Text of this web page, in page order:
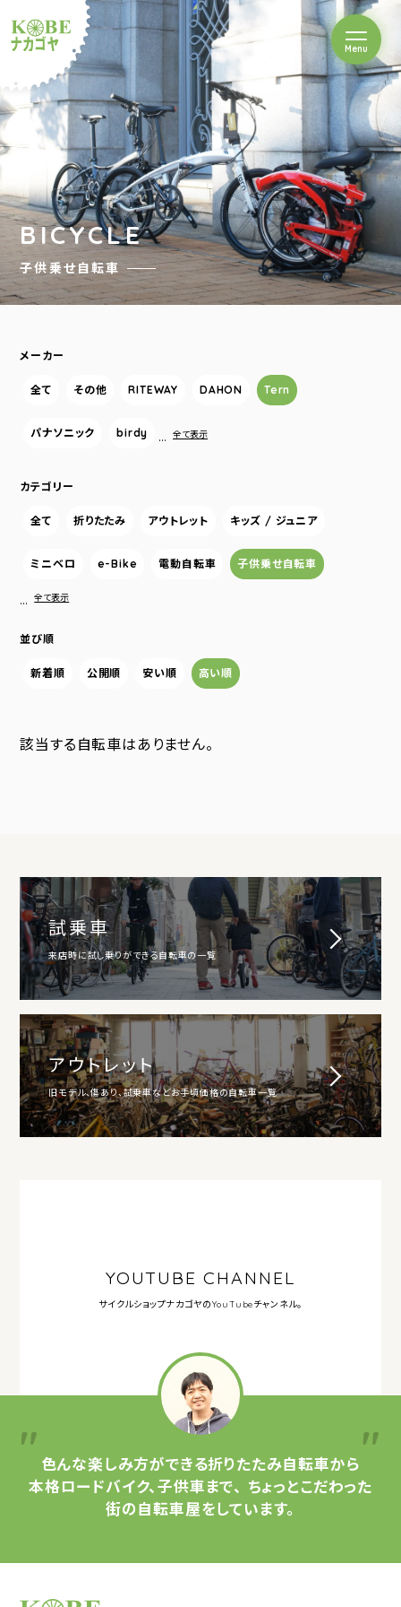
ルショップナカゴヤ
Menuを開閉
BICYCLE
子供乗せ自転車
メーカー
全て その他 RITEWAY DAHON Tern
パナソニック birdy … 全て表示
カテゴリー
全て 折りたたみ アウトレット キッズ / ジュニア
ミニベロ e-Bike 電動自転車 子供乗せ自転車
… 全て表示
並び順
新着順 公開順 安い順 高い順
該当する自転車はありません。
試乗車
来店時に試し乗りができる自転車の一覧
アウトレット
旧モデル、傷あり、試乗車などお手頃価格の自転車一覧
YOUTUBE CHANNEL
サイクルショップナカゴヤのYouTubeチャンネル。
色んな楽しみ方ができる折りたたみ自転車から
本格ロードバイク、子供車まで、 ちょっとこだわった
街の自転車屋をしています。